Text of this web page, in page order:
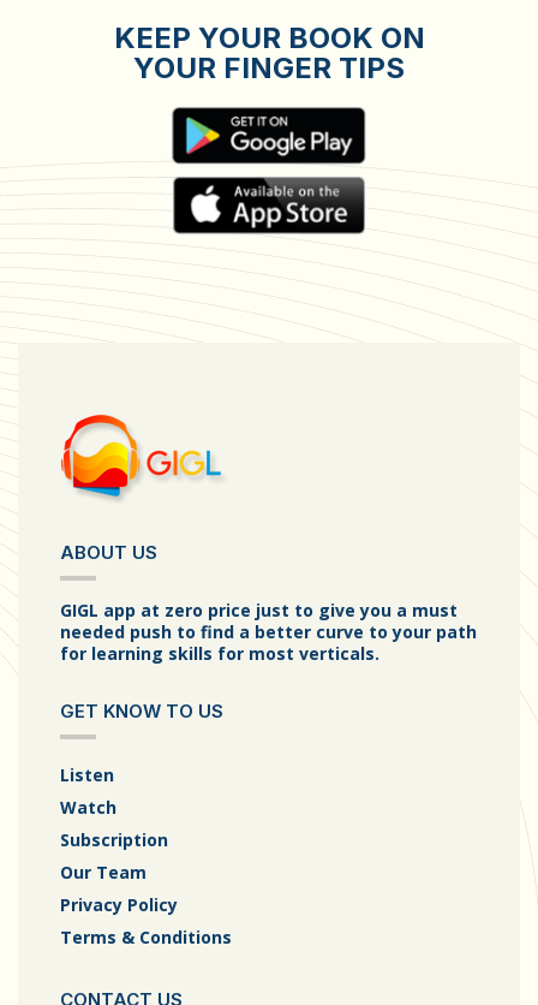
KEEP YOUR BOOK ON
YOUR FINGER TIPS
ABOUT US
GIGL app at zero price just to give you a must
needed push to find a better curve to your path
for learning skills for most verticals.
GET KNOW TO US
Listen
Watch
Subscription
Our Team
Privacy Policy
Terms & Conditions
CONTACT US